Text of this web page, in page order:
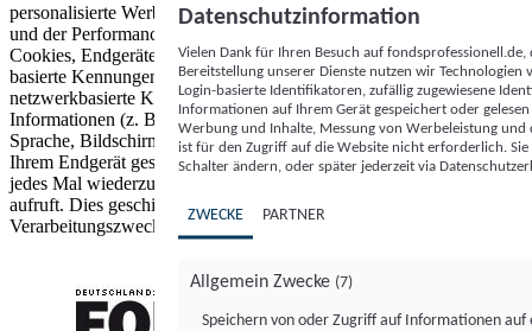
personalisierte Werbung und Inhalte, Messung von Werbeleistung
und der Performance von Inhalten sowie Zielgruppenforschung.
Cookies, Endgeräte- oder ähnliche Online-Kennungen (z. B. login-
basierte Kennungen, zufällig generierte Kennungen,
netzwerkbasierte Kennungen) können zusammen mit anderen
Informationen (z. B. Browsertyp und Browserinformationen,
Sprache, Bildschirmgröße, unterstützte Technologien usw.) auf
Ihrem Endgerät gespeichert oder von dort ausgelesen werden, um es
jedes Mal wiederzuerkennen, wenn es eine App oder einer Webseite
aufruft. Dies geschieht für einen oder mehrere der hier aufgeführten
Verarbeitungszwecke.
Datenschutzinformation
Vielen Dank für Ihren Besuch auf
Bereitstellung unserer Dienste nutzen wir Technologien
Login-basierte Identifikatoren, zufällig zugewiesene
Informationen auf Ihrem Gerät gespeichert oder
Werbung und Inhalte, Messung von Werbeleistung
ist für den Zugriff auf die Website nicht erforderlich.
Schalter ändern, oder später jederzeit via
ZWECKE PARTNER
Allgemein Zwecke (7)
Speichern von oder Zugriff auf Informationen auf